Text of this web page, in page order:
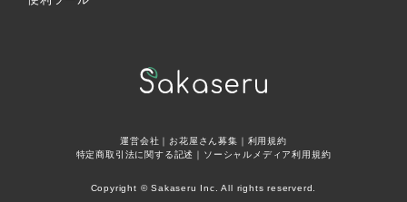
運営会社 ｜ お花屋さん募集 ｜ 利用規約
特定商取引法に関する記述 ｜ ソーシャルメディア利用規約
Copyright © Sakaseru Inc. All rights reserverd.